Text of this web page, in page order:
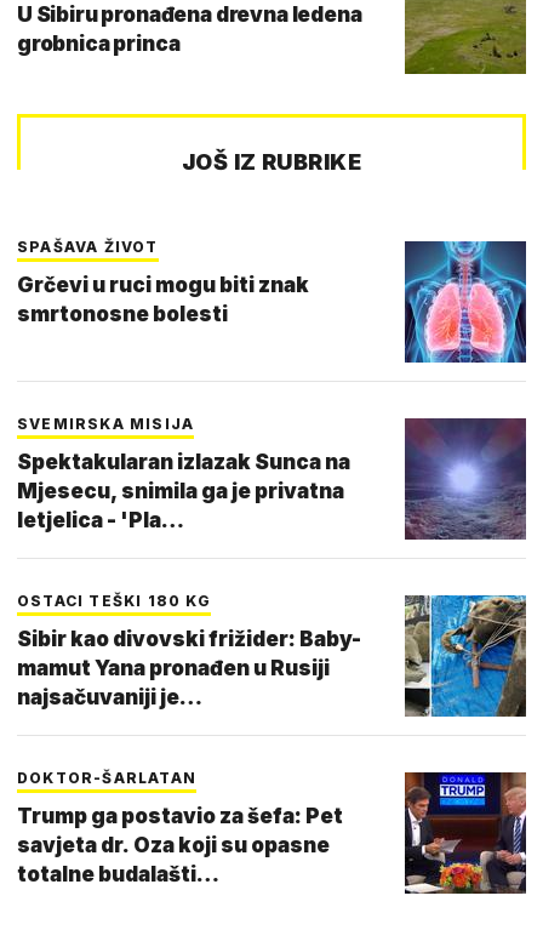
U Sibiru pronađena drevna ledena
grobnica princa
JOŠ IZ RUBRIKE
SPAŠAVA ŽIVOT
Grčevi u ruci mogu biti znak
smrtonosne bolesti
SVEMIRSKA MISIJA
Spektakularan izlazak Sunca na
Mjesecu, snimila ga je privatna
letjelica - 'Pla…
OSTACI TEŠKI 180 KG
Sibir kao divovski frižider: Baby-
mamut Yana pronađen u Rusiji
najsačuvaniji je…
DOKTOR-ŠARLATAN
Trump ga postavio za šefa: Pet
savjeta dr. Oza koji su opasne
totalne budalašti…